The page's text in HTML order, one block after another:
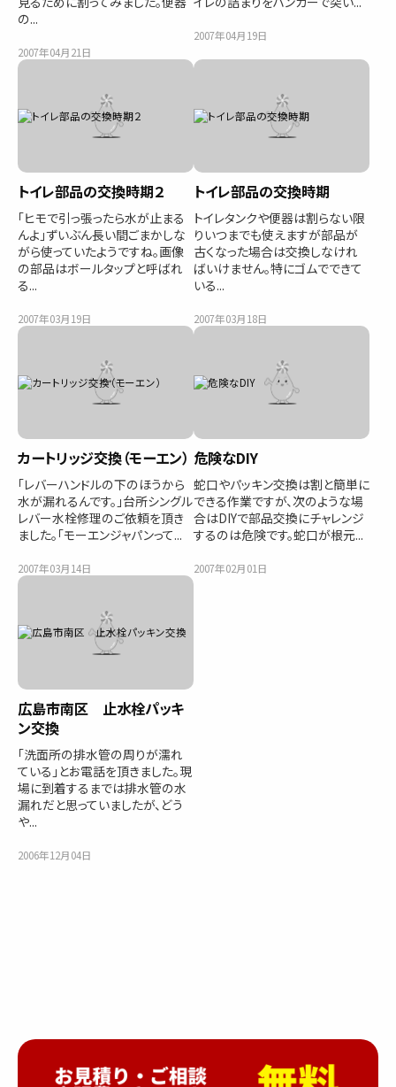
の...
2007年04月21日
2007年04月19日
トイレ部品の交換時期２
「ヒモで引っ張ったら水が止まる
んよ」ずいぶん長い間ごまかしな
がら使っていたようですね。画像
の部品はボールタップと呼ばれ
る...
2007年03月19日
トイレ部品の交換時期
トイレタンクや便器は割らない限
りいつまでも使えますが部品が
古くなった場合は交換しなけれ
ばいけません。特にゴムでできて
いる...
2007年03月18日
カートリッジ交換（モーエン）
「レバーハンドルの下のほうから
水が漏れるんです。」台所シングル
レバー水栓修理のご依頼を頂き
ました。「モーエンジャパンって...
2007年03月14日
危険なDIY
蛇口やパッキン交換は割と簡単に
できる作業ですが、次のような場
合はDIYで部品交換にチャレンジ
するのは危険です。蛇口が根元...
2007年02月01日
広島市南区 止水栓パッキ
ン交換
「洗面所の排水管の周りが濡れ
ている」とお電話を頂きました。現
場に到着するまでは排水管の水
漏れだと思っていましたが、どう
や...
2006年12月04日